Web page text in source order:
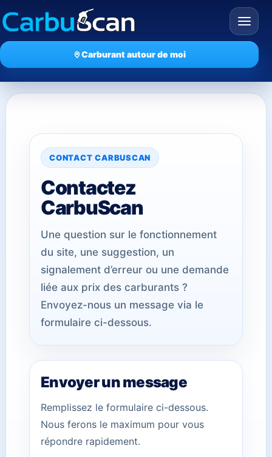
Accueil
Comment ça marche ?
Évolution des prix
Prix du baril
Carburant autour de moi
CONTACT CARBUSCAN
Contactez
CarbuScan
Une question sur le fonctionnement
du site, une suggestion, un
signalement d’erreur ou une demande
liée aux prix des carburants ?
Envoyez-nous un message via le
formulaire ci-dessous.
Envoyer un message
Remplissez le formulaire ci-dessous.
Nous ferons le maximum pour vous
répondre rapidement.